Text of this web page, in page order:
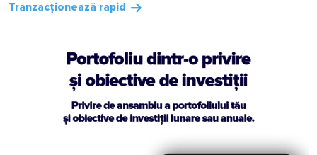
Tranzacționează rapid